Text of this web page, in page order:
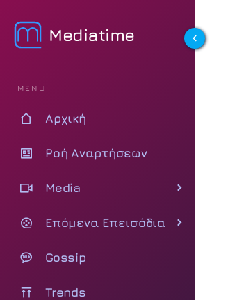
Mediatime
MENU
Αρχική
Ροή Αναρτήσεων
Media
Επόμενα Επεισόδια
Gossip
Trends